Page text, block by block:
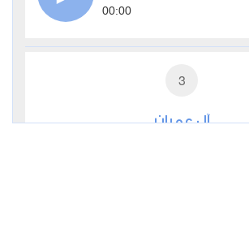
00:00
3
آل عمران